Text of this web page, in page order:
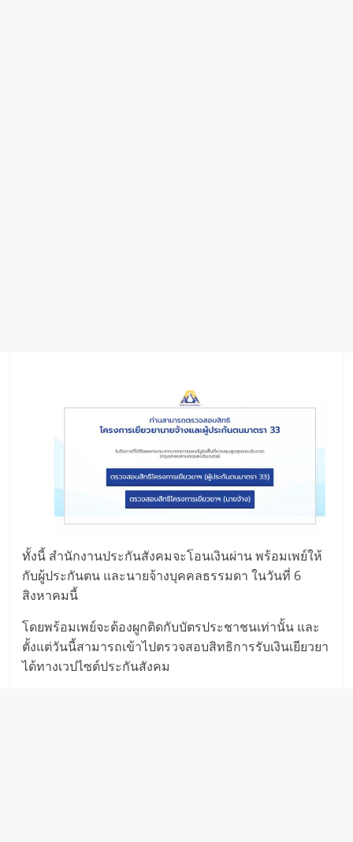
ทั้งนี้ สำนักงานประกันสังคมจะโอนเงินผ่าน พร้อมเพย์ให้
กับผู้ประกันตน และนายจ้างบุคคลธรรมดา ในวันที่ 6
สิงหาคมนี้
โดยพร้อมเพย์จะต้องผูกติดกับบัตรประชาชนเท่านั้น และ
ตั้งแต่วันนี้สามารถเข้าไปตรวจสอบสิทธิการรับเงินเยียวยา
ได้ทางเวปไซต์ประกันสังคม